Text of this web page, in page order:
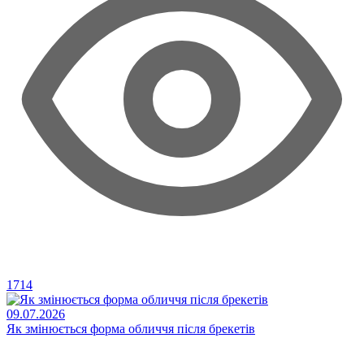
1714
09.07.2026
Як змінюється форма обличчя після брекетів